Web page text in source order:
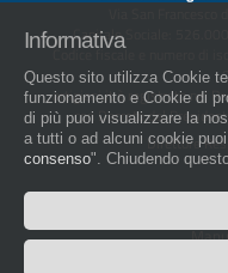
Capitale Sociale:
Codice fiscale e numero di
artigiani.it è registrato nel
con Decreto del
Direttore
Policy
Informativa
Questo sito utilizza Cookie
funzionamento e Cookie di
di più puoi visualizzare la
a tutti o ad alcuni cookie
consenso". Chiudendo